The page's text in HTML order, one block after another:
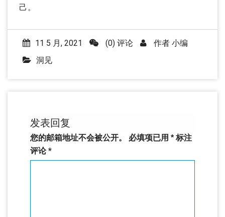
己。
11 5 月, 2021 (0) 评论 作者 小编
洞见
发表回复
您的邮箱地址不会被公开。 必填项已用 * 标注
评论*